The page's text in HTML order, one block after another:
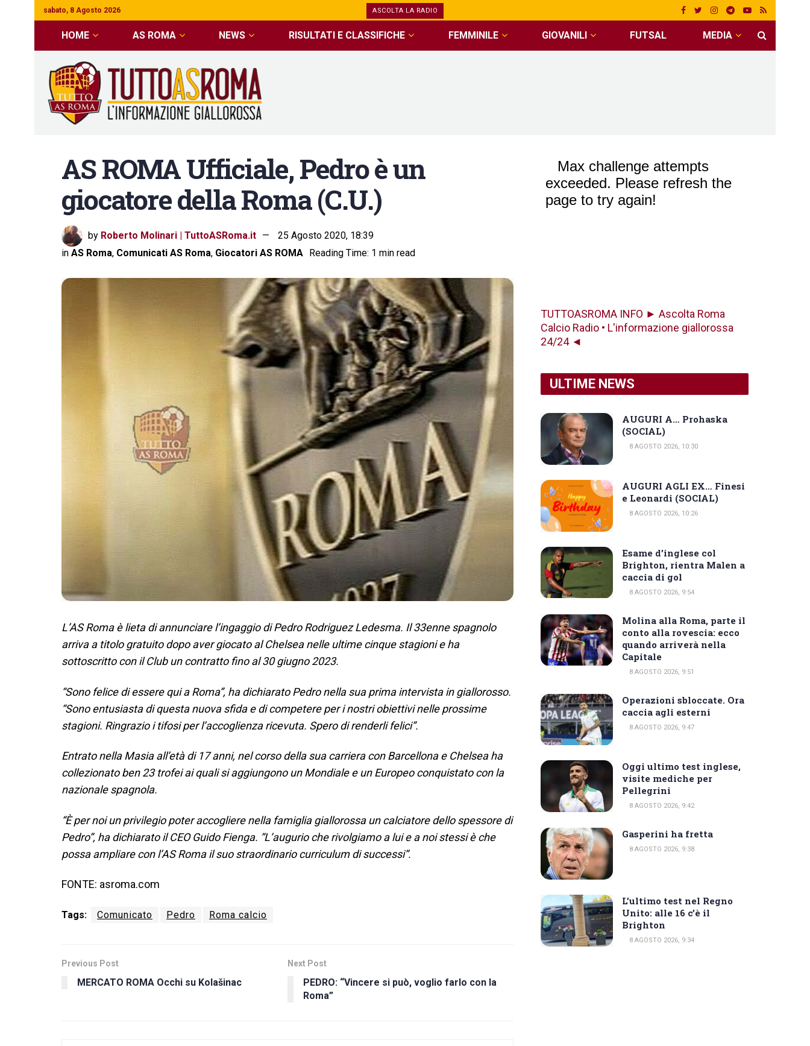
sabato, 8 Agosto 2026 ASCOLTA LA RADIO
HOME AS ROMA NEWS RISULTATI E CLASSIFICHE FEMMINILE GIOVANILI FUTSAL MEDIA
AS ROMA Ufficiale, Pedro è un
giocatore della Roma (C.U.)
by Roberto Molinari | TuttoASRoma.it
25 Agosto 2020, 18:39
in AS Roma, Comunicati AS Roma, Giocatori AS ROMA Reading Time: 1 min read
L’AS Roma è lieta di annunciare l’ingaggio di Pedro Rodriguez Ledesma. Il 33enne spagnolo
arriva a titolo gratuito dopo aver giocato al Chelsea nelle ultime cinque stagioni e ha
sottoscritto con il Club un contratto fino al 30 giugno 2023.
“Sono felice di essere qui a Roma”, ha dichiarato Pedro nella sua prima intervista in giallorosso.
“Sono entusiasta di questa nuova sfida e di competere per i nostri obiettivi nelle prossime
stagioni. Ringrazio i tifosi per l’accoglienza ricevuta. Spero di renderli felici”.
Entrato nella Masia all’età di 17 anni, nel corso della sua carriera con Barcellona e Chelsea ha
collezionato ben 23 trofei ai quali si aggiungono un Mondiale e un Europeo conquistato con la
nazionale spagnola.
“È per noi un privilegio poter accogliere nella famiglia giallorossa un calciatore dello spessore di
Pedro”, ha dichiarato il CEO Guido Fienga. “L’augurio che rivolgiamo a lui e a noi stessi è che
possa ampliare con l’AS Roma il suo straordinario curriculum di successi”.
FONTE: asroma.com
Tags: Comunicato Pedro Roma calcio
Previous Post
MERCATO ROMA Occhi su Kolašinac
Next Post
PEDRO: “Vincere si può, voglio farlo con la
Roma”
TUTTOASROMA INFO ► Ascolta Roma
Calcio Radio • L'informazione giallorossa
24/24 ◄
ULTIME NEWS
AUGURI A… Prohaska
(SOCIAL)
8 AGOSTO 2026, 10:30
AUGURI AGLI EX… Finesi
e Leonardi (SOCIAL)
8 AGOSTO 2026, 10:26
Esame d’inglese col
Brighton, rientra Malen a
caccia di gol
8 AGOSTO 2026, 9:54
Molina alla Roma, parte il
conto alla rovescia: ecco
quando arriverà nella
Capitale
8 AGOSTO 2026, 9:51
Operazioni sbloccate. Ora
caccia agli esterni
8 AGOSTO 2026, 9:47
Oggi ultimo test inglese,
visite mediche per
Pellegrini
8 AGOSTO 2026, 9:42
Gasperini ha fretta
8 AGOSTO 2026, 9:38
L’ultimo test nel Regno
Unito: alle 16 c’è il
Brighton
8 AGOSTO 2026, 9:34